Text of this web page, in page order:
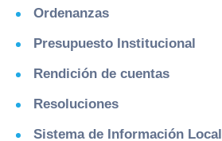
Ordenanzas
Presupuesto Institucional
Rendición de cuentas
Resoluciones
Sistema de Información Local